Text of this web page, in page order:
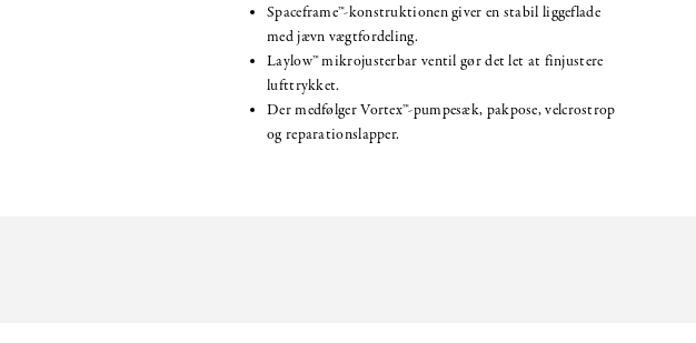
Spaceframe™-konstruktionen giver en stabil liggeflade
med jævn vægtfordeling.
Laylow™ mikrojusterbar ventil gør det let at finjustere
lufttrykket.
Der medfølger Vortex™-pumpesæk, pakpose, velcrostrop
og reparationslapper.